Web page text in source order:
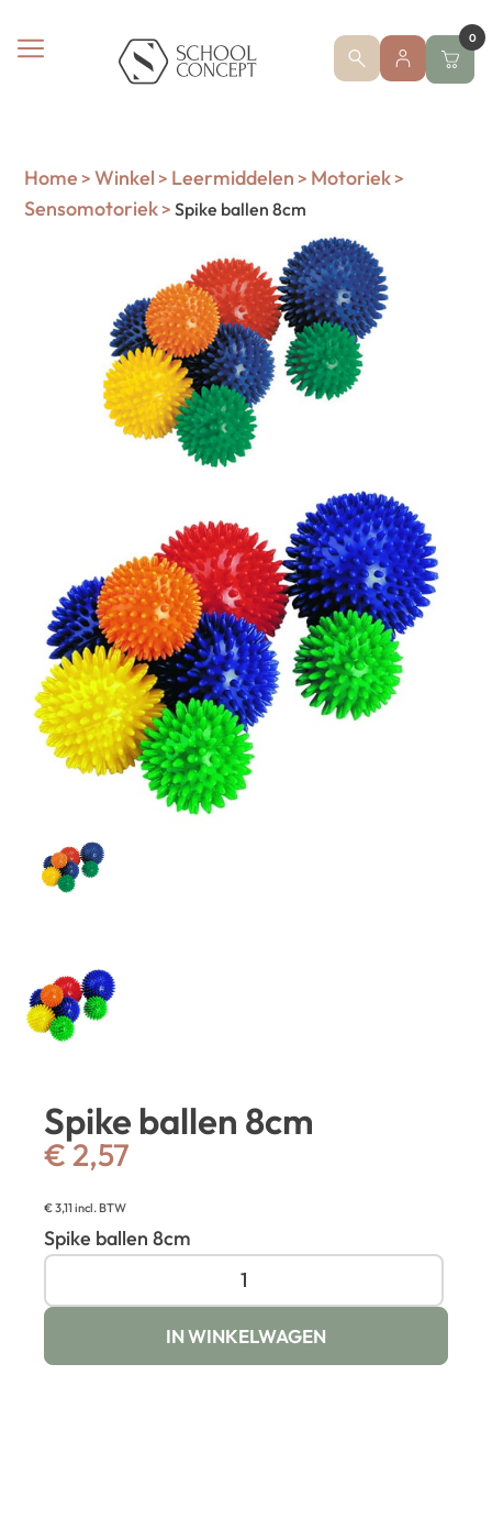
0
Home > Winkel > Leermiddelen > Motoriek>
Sensomotoriek> Spike ballen 8cm
Spike ballen 8cm
€2,57
€3,11 incl. BTW
Spike ballen 8cm
IN WINKELWAGEN